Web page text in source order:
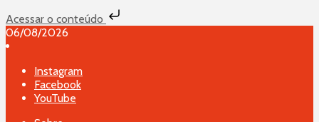
Acessar o conteúdo
06/08/2026
Instagram
Facebook
YouTube